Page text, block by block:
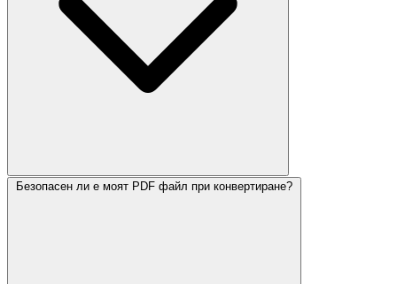
Безопасен ли е моят PDF файл при конвертиране?